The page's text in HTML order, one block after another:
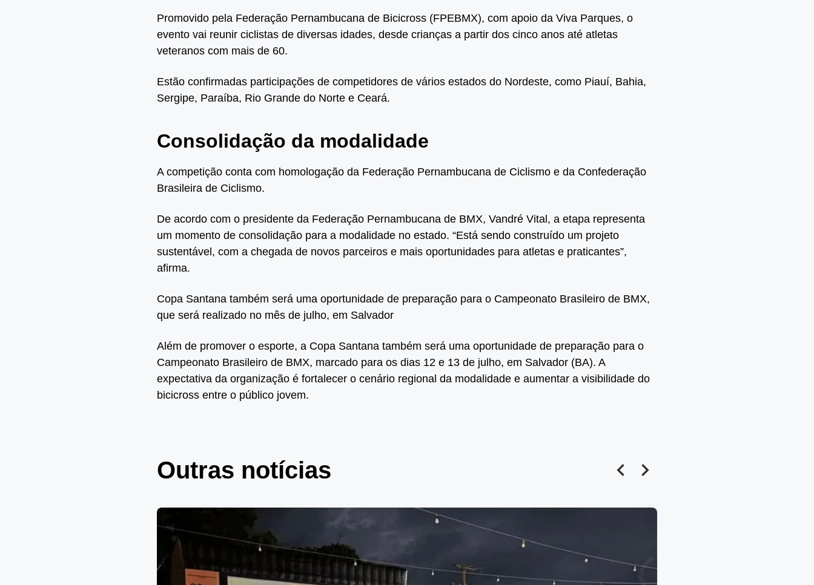
Promovido pela Federação Pernambucana de Bicicross (FPEBMX), com apoio da Viva Parques, o
evento vai reunir ciclistas de diversas idades, desde crianças a partir dos cinco anos até atletas
veteranos com mais de 60.
Estão confirmadas participações de competidores de vários estados do Nordeste, como Piauí, Bahia,
Sergipe, Paraíba, Rio Grande do Norte e Ceará.
Consolidação da modalidade
A competição conta com homologação da Federação Pernambucana de Ciclismo e da Confederação
Brasileira de Ciclismo.
De acordo com o presidente da Federação Pernambucana de BMX, Vandré Vital, a etapa representa
um momento de consolidação para a modalidade no estado. “Está sendo construído um projeto
sustentável, com a chegada de novos parceiros e mais oportunidades para atletas e praticantes”,
afirma.
Copa Santana também será uma oportunidade de preparação para o Campeonato Brasileiro de BMX,
que será realizado no mês de julho, em Salvador
Além de promover o esporte, a Copa Santana também será uma oportunidade de preparação para o
Campeonato Brasileiro de BMX, marcado para os dias 12 e 13 de julho, em Salvador (BA). A
expectativa da organização é fortalecer o cenário regional da modalidade e aumentar a visibilidade do
bicicross entre o público jovem.
Outras notícias